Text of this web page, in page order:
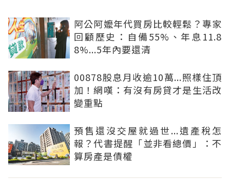
阿公阿嬤年代買房比較輕鬆？專家
回顧歷史：自備55%、年息11.8
8%...5年內要還清
00878股息月收逾10萬...照樣住頂
加！網嘆：有沒有房貸才是生活改
變重點
預售還沒交屋就過世...遺產稅怎
報？代書提醒「並非看總價」：不
算房產是債權